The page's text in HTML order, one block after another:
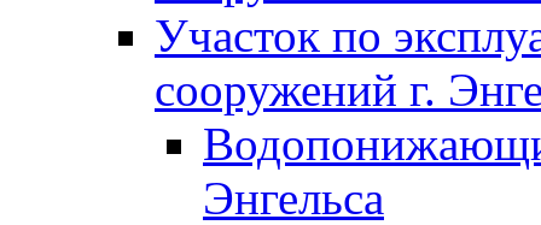
Участок по
сооружений г.
Энгельса